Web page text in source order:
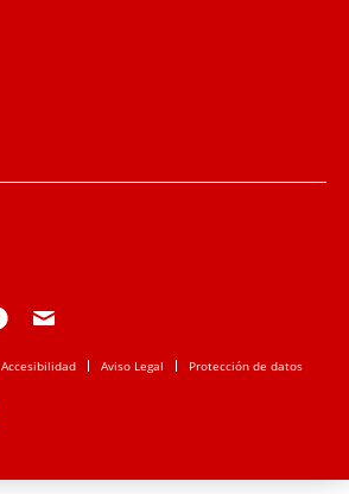
Accesibilidad Aviso Legal Protección de datos